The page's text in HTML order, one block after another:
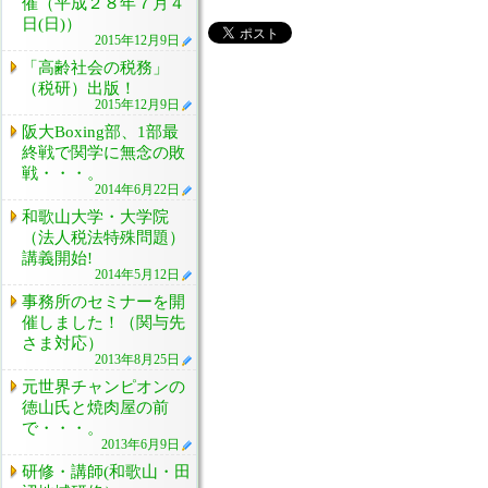
日(日)）
2015年12月9日
「高齢社会の税務」
（税研）出版！
2015年12月9日
阪大Boxing部、1部最
終戦で関学に無念の敗
戦・・・。
2014年6月22日
和歌山大学・大学院
（法人税法特殊問題）
講義開始!
2014年5月12日
事務所のセミナーを開
催しました！（関与先
さま対応）
2013年8月25日
元世界チャンピオンの
徳山氏と焼肉屋の前
で・・・。
2013年6月9日
研修・講師(和歌山・田